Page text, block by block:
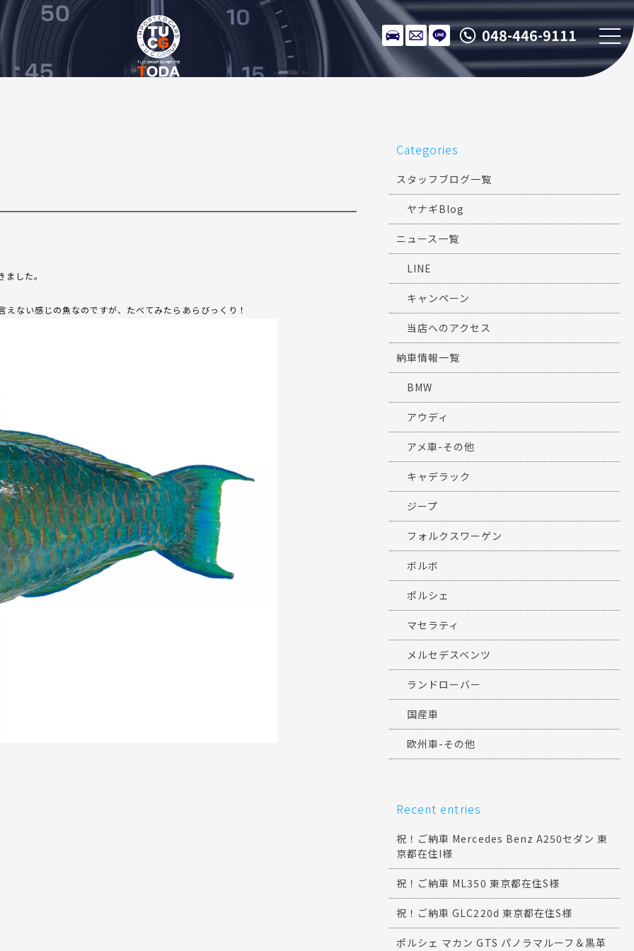
048-446-9111
した。
ない感じの魚なのですが、たべてみたらあらびっくり！
Categories
スタッフブログ一覧
ヤナギBlog
ニュース一覧
LINE
キャンペーン
当店へのアクセス
納車情報一覧
BMW
アウディ
アメ車-その他
キャデラック
ジープ
フォルクスワーゲン
ボルボ
ポルシェ
マセラティ
メルセデスベンツ
ランドローバー
国産車
欧州車-その他
Recent entries
祝！ご納車 Mercedes Benz A250セダン 東
京都在住I様
祝！ご納車 ML350 東京都在住S様
祝！ご納車 GLC220d 東京都在住S様
ポルシェ マカン GTS パノラマルーフ＆黒革